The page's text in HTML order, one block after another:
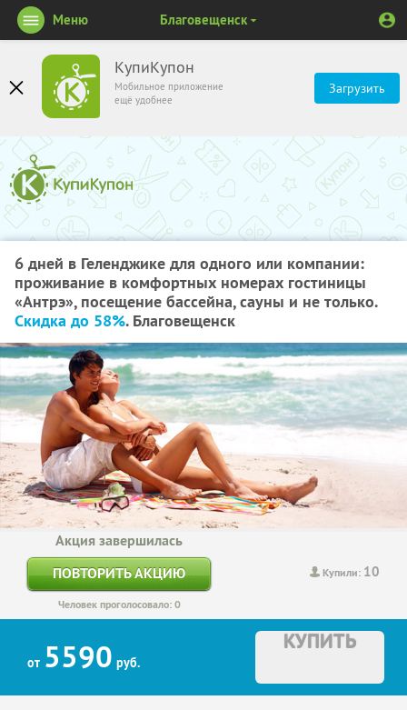
КупиКупон
Мобильное приложение
ещё удобнее
Загрузить
Меню Благовещенск
6 дней в Геленджике для одного или компании:
проживание в комфортных номерах гостиницы
«Антрэ», посещение бассейна, сауны и не только.
Скидка до 58%. Благовещенск
Купили: 10
Акция завершилась
ПОВТОРИТЬ АКЦИЮ
Человек проголосовало: 0
от 5590 руб.
КУПИТЬ